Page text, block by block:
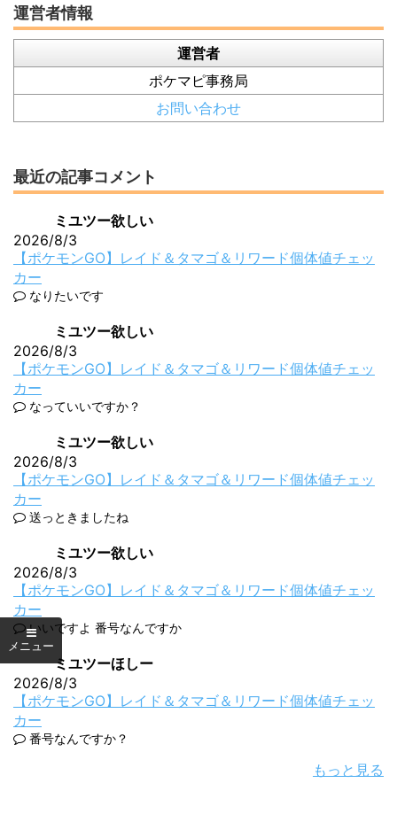
運営者情報
運営者
ポケマピ事務局
お問い合わせ
最近の記事コメント
ミユツー欲しい
2026/8/3
【ポケモンGO】レイド＆タマゴ＆リワード個体値チェッ
カー
なりたいです
ミユツー欲しい
2026/8/3
【ポケモンGO】レイド＆タマゴ＆リワード個体値チェッ
カー
なっていいですか？
ミユツー欲しい
2026/8/3
【ポケモンGO】レイド＆タマゴ＆リワード個体値チェッ
カー
送っときましたね
ミユツー欲しい
2026/8/3
【ポケモンGO】レイド＆タマゴ＆リワード個体値チェッ
カー
いいですよ 番号なんですか
ミユツーほしー
2026/8/3
【ポケモンGO】レイド＆タマゴ＆リワード個体値チェッ
カー
番号なんですか？
もっと見る